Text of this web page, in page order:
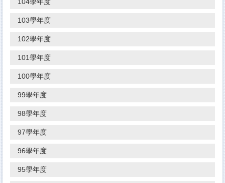
103學年度
102學年度
101學年度
100學年度
99學年度
98學年度
97學年度
96學年度
95學年度